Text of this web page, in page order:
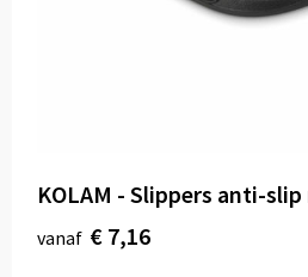
KOLAM - Slippers anti-
vanaf € 7,16